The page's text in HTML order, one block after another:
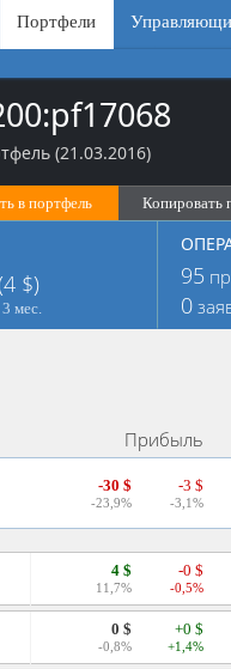
Портфели
(21.03.2016)
в портфель Копировать
$)
3 мес.
95
0
Прибыль
-30 $
-23,9%
-3 $
-3,1%
4 $
11,7%
-0 $
-0,5%
0 $
-0,8%
+0 $
+1,4%